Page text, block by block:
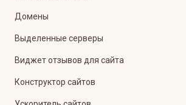
Домены
Выделенные серверы
Виджет отзывов для сайта
Конструктор сайтов